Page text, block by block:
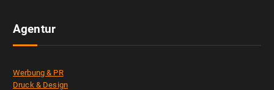
Agentur
Werbung & PR
Druck & Design